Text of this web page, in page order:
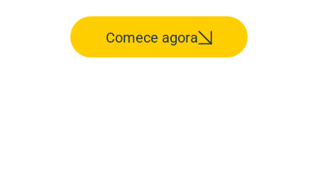
Comece agora